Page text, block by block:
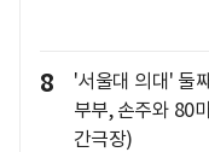
8
'서울대 의대' 둘
부부, 손주와 80
간극장)